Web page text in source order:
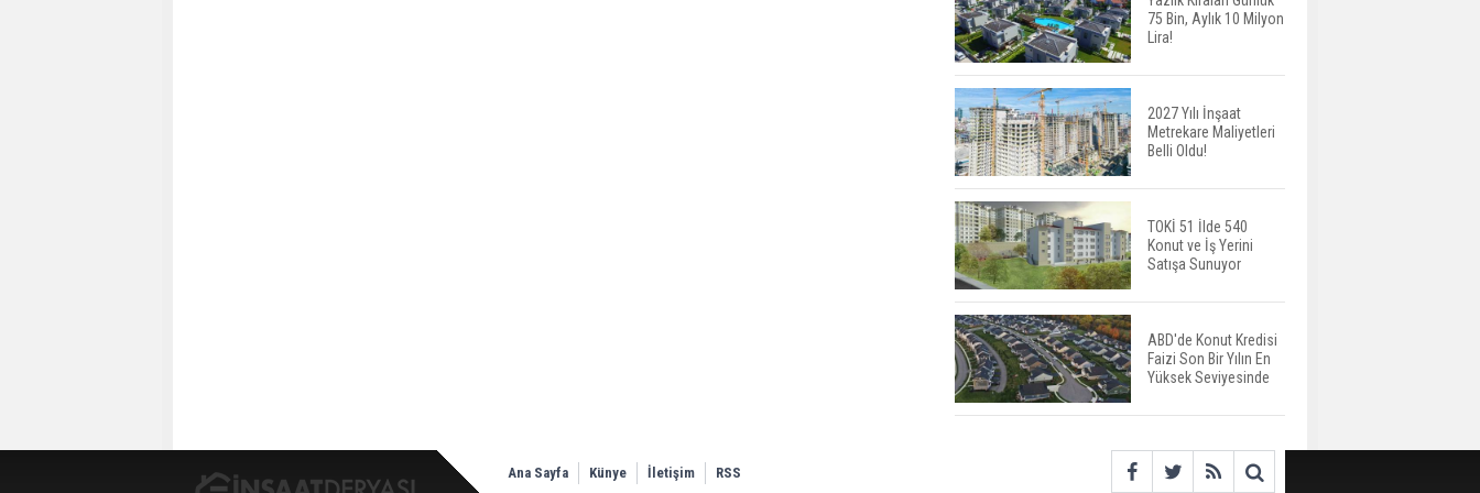
ABD'de İnşaat
Harcamaları Geriledi
Tercih Döneminde
Barınma Telaşı Başladı
Aileden Miras Kalan Ev
Nasıl Satılır?
İstanbul'da 15 Bin Kiralık
Sosyal Konut Eylülde
Kiraya Verilecek
75 Bin, Aylık 10 Milyon
Lira!
2027 Yılı İnşaat
Metrekare Maliyetleri
Belli Oldu!
TOKİ 51 İlde 540
Konut ve İş Yerini
Satışa Sunuyor
ABD'de Konut Kredisi
Faizi Son Bir Yılın En
Yüksek Seviyesinde
Ana Sayfa Künye İletişim RSS